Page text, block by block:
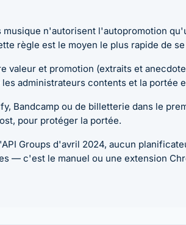
musique n'autorisent l'autopromotion
règle est le moyen le plus rapide de
valeur et promotion (extraits et
administrateurs contents et la portée
Bandcamp ou de billetterie dans le
pour protéger la portée.
Groups d'avril 2024, aucun
— c'est le manuel ou une extension